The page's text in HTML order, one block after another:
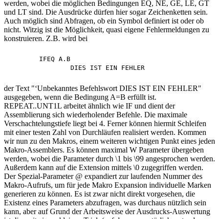
werden, wobei die möglichen Bedingungen EQ, NE, GE, LE, GT
und LT sind. Die Ausdrücke dürfen hier sogar Zeichenketten sein.
Auch möglich sind Abfragen, ob ein Symbol definiert ist oder ob
nicht. Witzig ist die Möglichkeit, quasi eigene Fehlermeldungen zu
konstruieren. Z.B. wird bei
der Text "‘Unbekanntes Befehlswort DIES IST EIN FEHLER"
ausgegeben, wenn die Bedingung A=B erfüllt ist.
REPEAT..UNT1L arbeitet ähnlich wie IF und dient der
Assemblierung sich wiederholender Befehle. Die maximale
Verschachtelungstiefe liegt bei 4. Ferner können hiermit Schleifen
mit einer testen Zahl von Durchläufen realisiert werden. Kommen
wir nun zu den Makros, einem weiteren wichtigen Punkt eines jeden
Makro-Assemblers. Es können maximal W Parameter übergeben
werden, wobei die Parameter durch \1 bis \99 angesprochen werden.
Außerdem kann auf die Extension mittels \0 zugegriffen werden.
Der Spezial-Parameter @ expandiert zur laufenden Nummer des
Makro-Aufrufs, um für jede Makro Expansion individuelle Marken
generieren zu können. Es ist zwar nicht direkt vorgesehen, die
Existenz eines Parameters abzufragen, was durchaus nützlich sein
kann, aber auf Grund der Arbeitsweise der Ausdrucks-Auswertung